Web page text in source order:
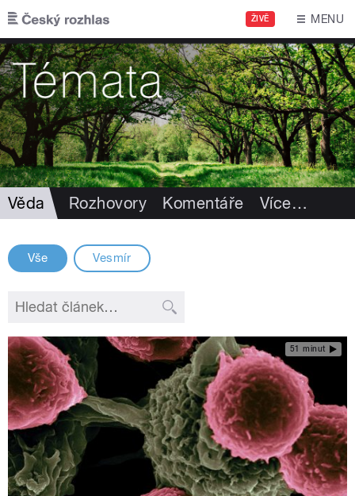
Přejít k hlavnímu obsahu
ŽIVĚ MENU
Věda Rozhovory Komentáře Více…
Vše Vesmír
51 minut